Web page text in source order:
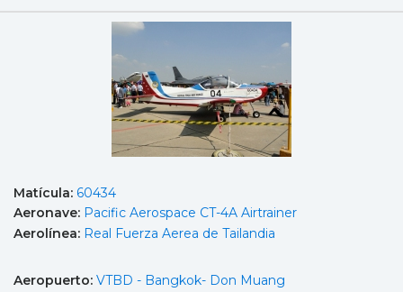
Matícula: 60434
Aeronave: Pacific Aerospace CT-4A Airtrainer
Aerolínea: Real Fuerza Aerea de Tailandia
Aeropuerto: VTBD - Bangkok- Don Muang